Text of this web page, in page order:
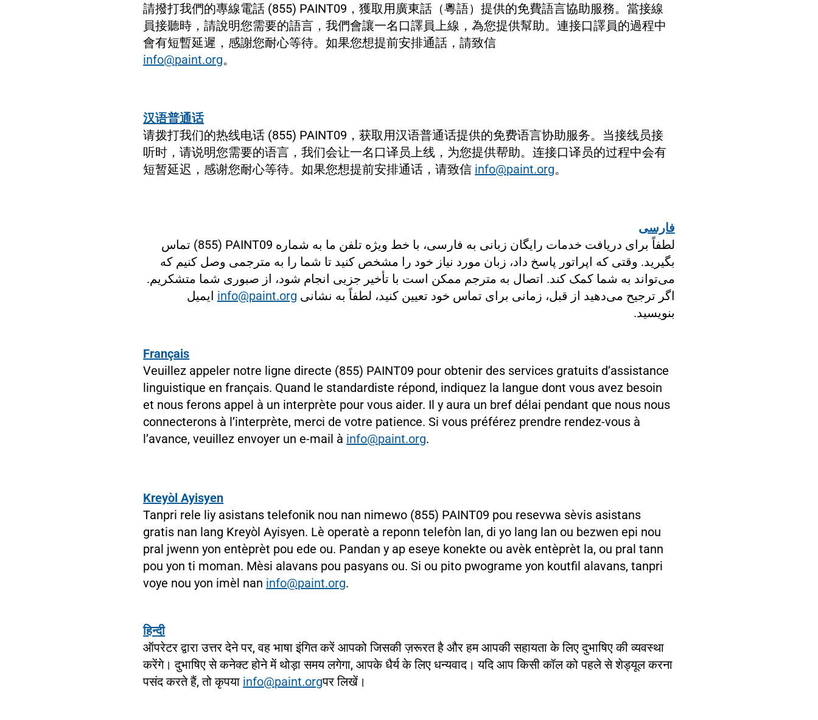
請撥打我們的專線電話 (855) PAINT09，獲取用廣東話（粵語）提供的免費語言協助服務。當接線
員接聽時，請說明您需要的語言，我們會讓一名口譯員上線，為您提供幫助。連接口譯員的過程中
會有短暫延遲，感謝您耐心等待。如果您想提前安排通話，請致信
info@paint.org。
汉语普通话
请拨打我们的热线电话 (855) PAINT09，获取用汉语普通话提供的免费语言协助服务。当接线员接
听时，请说明您需要的语言，我们会让一名口译员上线，为您提供帮助。连接口译员的过程中会有
短暂延迟，感谢您耐心等待。如果您想提前安排通话，请致信 info@paint.org。
فارسی
لطفاً برای دریافت خدمات رایگان زبانی به فارسی، با خط ویژه تلفن ما به شماره (855) PAINT09 تماس
بگیرید. وقتی که اپراتور پاسخ داد، زبان مورد نیاز خود را مشخص کنید تا شما را به مترجمی وصل کنیم که
می‌تواند به شما کمک کند. اتصال به مترجم ممکن است با تأخیر جزیی انجام شود، از صبوری شما متشکریم.
اگر ترجیح می‌دهید از قبل، زمانی برای تماس خود تعیین کنید، لطفاً به نشانی info@paint.org ایمیل
بنویسید.
Français
Veuillez appeler notre ligne directe (855) PAINT09 pour obtenir des services gratuits d’assistance
linguistique en français. Quand le standardiste répond, indiquez la langue dont vous avez besoin
et nous ferons appel à un interprète pour vous aider. Il y aura un bref délai pendant que nous nous
connecterons à l’interprète, merci de votre patience. Si vous préférez prendre rendez-vous à
l’avance, veuillez envoyer un e-mail à info@paint.org.
Kreyòl Ayisyen
Tanpri rele liy asistans telefonik nou nan nimewo (855) PAINT09 pou resevwa sèvis asistans
gratis nan lang Kreyòl Ayisyen. Lè operatè a reponn telefòn lan, di yo lang lan ou bezwen epi nou
pral jwenn yon entèprèt pou ede ou. Pandan y ap eseye konekte ou avèk entèprèt la, ou pral tann
pou yon ti moman. Mèsi alavans pou pasyans ou. Si ou pito pwograme yon koutfil alavans, tanpri
voye nou yon imèl nan info@paint.org.
हिन्दी
ऑपरेटर द्वारा उत्तर देने पर, वह भाषा इंगित करें आपको जिसकी ज़रूरत है और हम आपकी सहायता के लिए दुभाषिए की व्यवस्था
करेंगे। दुभाषिए से कनेक्ट होने में थोड़ा समय लगेगा, आपके धैर्य के लिए धन्यवाद। यदि आप किसी कॉल को पहले से शेड्यूल करना
पसंद करते हैं, तो कृपया info@paint.orgपर लिखें।